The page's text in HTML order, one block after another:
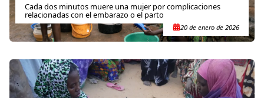
Cada dos minutos muere una mujer por complicaciones
relacionadas con el embarazo o el parto
20 de enero de 2026